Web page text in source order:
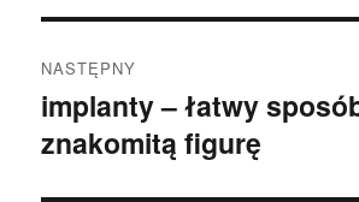
NASTĘPNY
Następny
wpis:
implanty – łatwy
znakomitą figurę